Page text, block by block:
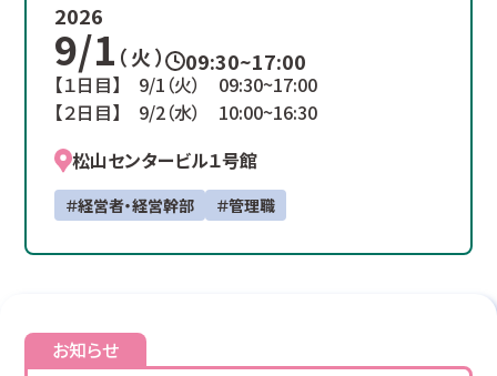
2026
9/1 （ 火 ） 09:30~17:00
【１日目】 9/1（火） 09:30~17:00
【２日目】 9/2（水） 10:00~16:30
松山センタービル１号館
＃経営者・経営幹部 ＃管理職
お知らせ